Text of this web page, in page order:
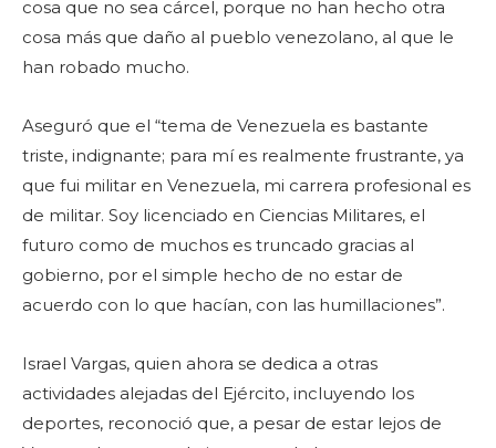
cosa que no sea cárcel, porque no han hecho otra
cosa más que daño al pueblo venezolano, al que le
han robado mucho.
Aseguró que el “tema de Venezuela es bastante
triste, indignante; para mí es realmente frustrante, ya
que fui militar en Venezuela, mi carrera profesional es
de militar. Soy licenciado en Ciencias Militares, el
futuro como de muchos es truncado gracias al
gobierno, por el simple hecho de no estar de
acuerdo con lo que hacían, con las humillaciones”.
Israel Vargas, quien ahora se dedica a otras
actividades alejadas del Ejército, incluyendo los
deportes, reconoció que, a pesar de estar lejos de